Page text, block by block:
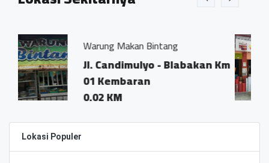
Makan Bintang
- Blabakan Km
TB. Bango
0.01 KM
Lokasi Populer